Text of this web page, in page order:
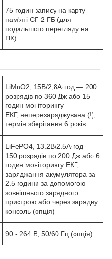
75 годин запису на карту
пам'яті CF 2 ГБ (для
подальшого перегляду на
ПК)
LiMnO2, 15В/2,8А·год — 200
розрядів по 360 Дж або 15
годин моніторингу
ЕКГ, неперезаряджувана (!),
термін зберігання 6 років
LiFePO4, 13.2В/2.5А·год —
150 розрядів по 200 Дж або 6
годин моніторингу ЕКГ,
заряджання акумулятора за
2.5 години за допомогою
зовнішнього зарядного
пристрою або через зарядну
консоль (опція)
90 - 264 В, 50/60 Гц (опція)